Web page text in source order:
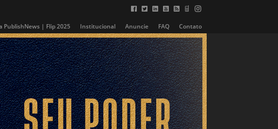
PublishNews | Flip 2025 Institucional Anuncie FAQ Contato